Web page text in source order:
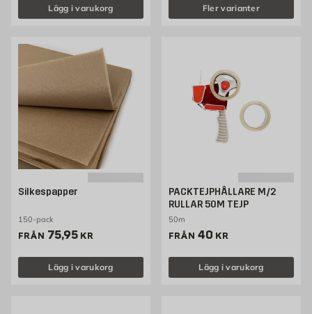
Lägg i varukorg Fler varianter
Silkespapper
150-pack
FRÅN Pris 75.95 kr
75,95 KR
Lägg i varukorg
PACKTEJPHÅLLARE M/2
RULLAR 50M TEJP
50m
FRÅN Pris 40 kr
40 KR
Lägg i varukorg